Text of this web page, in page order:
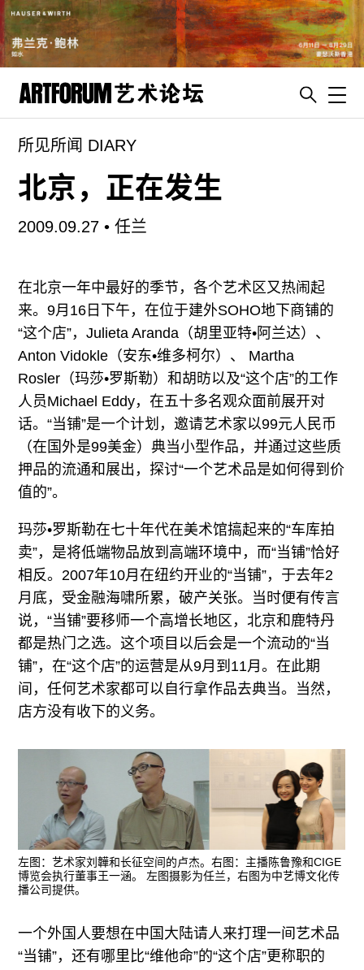
artguide
新闻
展评
杂志
视频
ENGLISH
ART & EDUCATION
广告
订阅
往期内容
联系我们
关注我们
所见所闻 DIARY
北京，正在发生
2009.09.27 •任兰
在北京一年中最好的季节，各个艺术区又热闹起
来。9月16日下午，在位于建外SOHO地下商铺的
“这个店”，Julieta Aranda（胡里亚特•阿兰达）、
Anton Vidokle（安东•维多柯尔）、 Martha
Rosler（玛莎•罗斯勒）和胡昉以及“这个店”的工作
人员Michael Eddy，在五十多名观众面前展开对
话。“当铺”是一个计划，邀请艺术家以99元人民币
（在国外是99美金）典当小型作品，并通过这些质
押品的流通和展出，探讨“一个艺术品是如何得到价
值的”。
玛莎•罗斯勒在七十年代在美术馆搞起来的“车库拍
卖”，是将低端物品放到高端环境中，而“当铺”恰好
相反。2007年10月在纽约开业的“当铺”，于去年2
月底，受金融海啸所累，破产关张。当时便有传言
说，“当铺”要移师一个高增长地区，北京和鹿特丹
都是热门之选。这个项目以后会是一个流动的“当
铺”，在“这个店”的运营是从9月到11月。在此期
间，任何艺术家都可以自行拿作品去典当。当然，
店方没有收下的义务。
左图：艺术家刘韡和长征空间的卢杰。右图：主播陈鲁豫和CIGE
博览会执行董事王一涵。 左图摄影为任兰，右图为中艺博文化传
播公司提供。
一个外国人要想在中国大陆请人来打理一间艺术品
“当铺”，还有哪里比“维他命”的“这个店”更称职的